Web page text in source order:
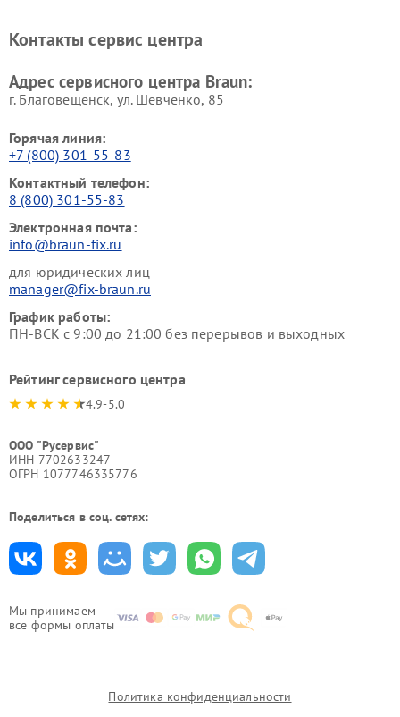
Мы принимаем
все формы оплаты
Контакты сервис центра
Адрес сервисного центра Braun:
г. Благовещенск, ул. Шевченко, 85
Горячая линия:
+7 (800) 301-55-83
Контактный телефон:
8 (800) 301-55-83
Электронная почта:
info@braun-fix.ru
для юридических лиц
manager@fix-braun.ru
График работы:
ПН-ВСК с 9:00 до 21:00 без перерывов и выходных
Рейтинг сервисного центра
4.9-5.0
ООО "Русервис"
ИНН 7702633247
ОГРН 1077746335776
Поделиться в соц. сетях:
Политика конфиденциальности